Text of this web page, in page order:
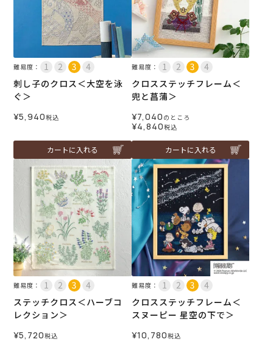
難易度：
刺し子のクロス＜大空を泳
ぐ＞
¥5,940税込
カートに入れる
難易度：
クロスステッチフレーム＜
兜と菖蒲＞
¥7,040 のところ
¥4,840税込
カートに入れる
難易度：
ステッチクロス＜ハーブコ
レクション＞
¥5,720税込
難易度：
クロスステッチフレーム＜
スヌーピー 星空の下で＞
¥10,780税込